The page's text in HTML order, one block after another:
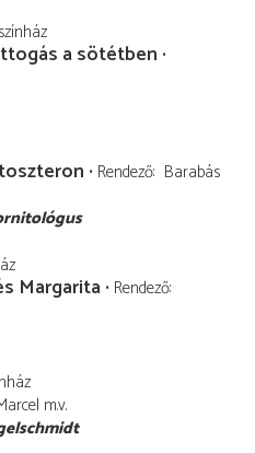
a sötétben
Rendező Barabás
Margarita Rendező
m.v.